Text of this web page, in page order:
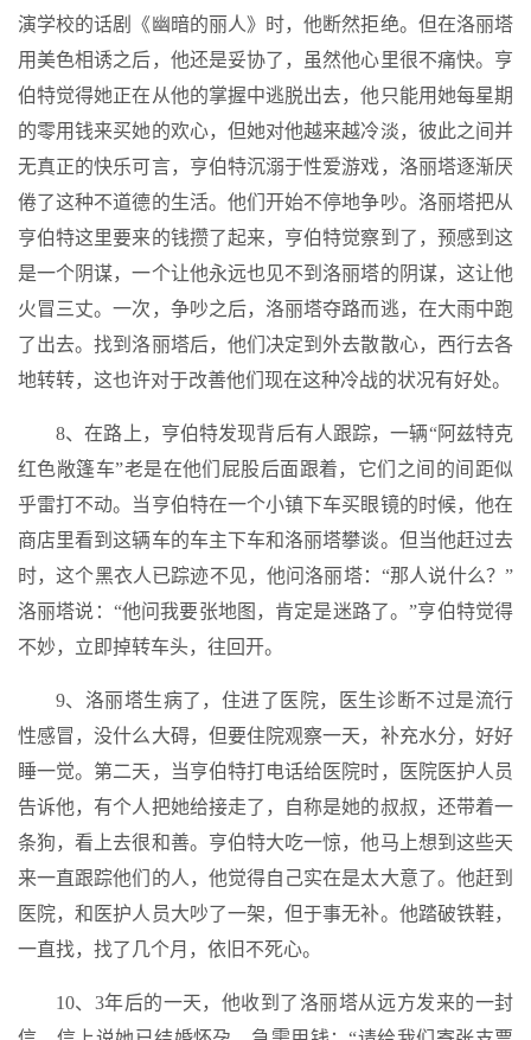
演学校的话剧《幽暗的丽人》时，他断然拒绝。但在洛丽塔
用美色相诱之后，他还是妥协了，虽然他心里很不痛快。亨
伯特觉得她正在从他的掌握中逃脱出去，他只能用她每星期
的零用钱来买她的欢心，但她对他越来越冷淡，彼此之间并
无真正的快乐可言，亨伯特沉溺于性爱游戏，洛丽塔逐渐厌
倦了这种不道德的生活。他们开始不停地争吵。洛丽塔把从
亨伯特这里要来的钱攒了起来，亨伯特觉察到了，预感到这
是一个阴谋，一个让他永远也见不到洛丽塔的阴谋，这让他
火冒三丈。一次，争吵之后，洛丽塔夺路而逃，在大雨中跑
了出去。找到洛丽塔后，他们决定到外去散散心，西行去各
地转转，这也许对于改善他们现在这种冷战的状况有好处。
8、在路上，亨伯特发现背后有人跟踪，一辆“阿兹特克
红色敞篷车”老是在他们屁股后面跟着，它们之间的间距似
乎雷打不动。当亨伯特在一个小镇下车买眼镜的时候，他在
商店里看到这辆车的车主下车和洛丽塔攀谈。但当他赶过去
时，这个黑衣人已踪迹不见，他问洛丽塔：“那人说什么？”
洛丽塔说：“他问我要张地图，肯定是迷路了。”亨伯特觉得
不妙，立即掉转车头，往回开。
9、洛丽塔生病了，住进了医院，医生诊断不过是流行
性感冒，没什么大碍，但要住院观察一天，补充水分，好好
睡一觉。第二天，当亨伯特打电话给医院时，医院医护人员
告诉他，有个人把她给接走了，自称是她的叔叔，还带着一
条狗，看上去很和善。亨伯特大吃一惊，他马上想到这些天
来一直跟踪他们的人，他觉得自己实在是太大意了。他赶到
医院，和医护人员大吵了一架，但于事无补。他踏破铁鞋，
一直找，找了几个月，依旧不死心。
10、3年后的一天，他收到了洛丽塔从远方发来的一封